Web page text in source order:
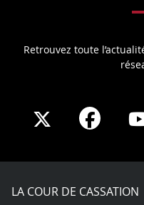
Retrouvez toute
Share
X
Share
LA COUR DE CASSATION